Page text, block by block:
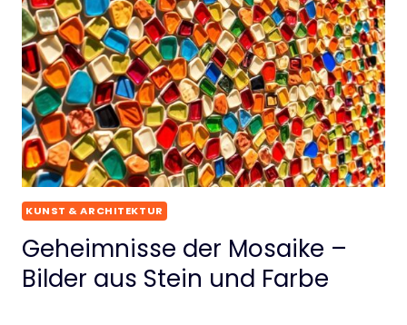
KUNST & ARCHITEKTUR
Geheimnisse der Mosaike –
Bilder aus Stein und Farbe